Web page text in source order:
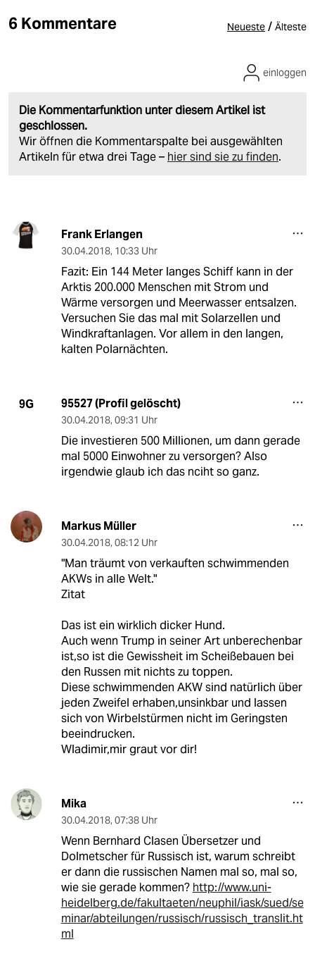
6 Kommentare Neueste / Älteste
Die Kommentarfunktion unter diesem Artikel ist
geschlossen.
Wir öffnen die Kommentarspalte bei ausgewählten
Artikeln für etwa drei Tage – hier sind sie zu finden.
einloggen
Frank Erlangen
30.04.2018, 10:33 Uhr
Fazit: Ein 144 Meter langes Schiff kann in der
Arktis 200.000 Menschen mit Strom und
Wärme versorgen und Meerwasser entsalzen.
Versuchen Sie das mal mit Solarzellen und
Windkraftanlagen. Vor allem in den langen,
kalten Polarnächten.
9G 95527 (Profil gelöscht)
30.04.2018, 09:31 Uhr
Die investieren 500 Millionen, um dann gerade
mal 5000 Einwohner zu versorgen? Also
irgendwie glaub ich das nciht so ganz.
Markus Müller
30.04.2018, 08:12 Uhr
"Man träumt von verkauften schwimmenden
AKWs in alle Welt."
Zitat
Das ist ein wirklich dicker Hund.
Auch wenn Trump in seiner Art unberechenbar
ist,so ist die Gewissheit im Scheißebauen bei
den Russen mit nichts zu toppen.
Diese schwimmenden AKW sind natürlich über
jeden Zweifel erhaben,unsinkbar und lassen
sich von Wirbelstürmen nicht im Geringsten
beeindrucken.
Wladimir,mir graut vor dir!
Mika
30.04.2018, 07:38 Uhr
Wenn Bernhard Clasen Übersetzer und
Dolmetscher für Russisch ist, warum schreibt
er dann die russischen Namen mal so, mal so,
wie sie gerade kommen? http://www.uni-
heidelberg.de/fakultaeten/neuphil/iask/sued/se
minar/abteilungen/russisch/russisch_translit.ht
ml